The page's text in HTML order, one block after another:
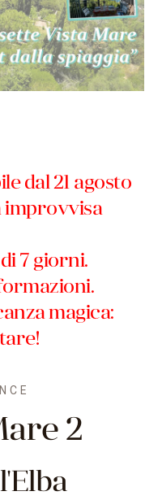
dal 21 agosto
improvvisa
7 giorni.
magica:
2